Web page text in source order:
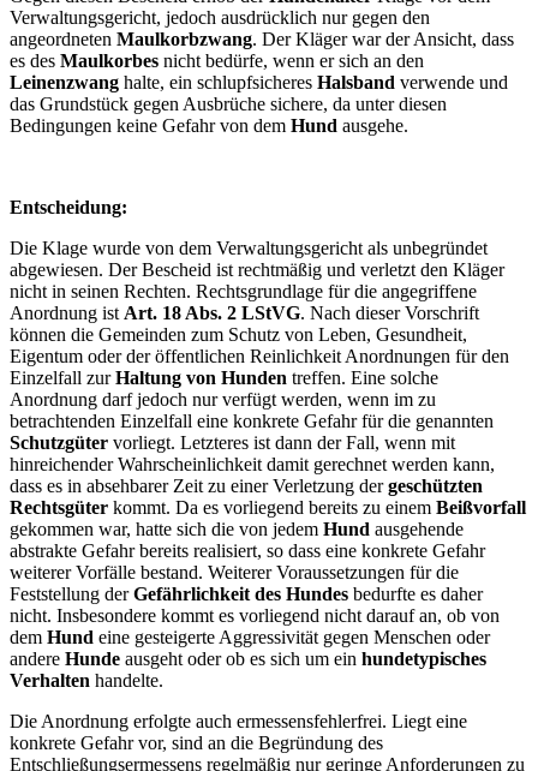
Verwaltungsgericht, jedoch ausdrücklich nur gegen den
angeordneten Maulkorbzwang. Der Kläger war der Ansicht, dass
es des Maulkorbes nicht bedürfe, wenn er sich an den
Leinenzwang halte, ein schlupfsicheres Halsband verwende und
das Grundstück gegen Ausbrüche sichere, da unter diesen
Bedingungen keine Gefahr von dem Hund ausgehe.
Entscheidung:
Die Klage wurde von dem Verwaltungsgericht als unbegründet
abgewiesen. Der Bescheid ist rechtmäßig und verletzt den Kläger
nicht in seinen Rechten. Rechtsgrundlage für die angegriffene
Anordnung ist Art. 18 Abs. 2 LStVG. Nach dieser Vorschrift
können die Gemeinden zum Schutz von Leben, Gesundheit,
Eigentum oder der öffentlichen Reinlichkeit Anordnungen für den
Einzelfall zurHaltung von Hunden treffen. Eine solche
Anordnung darf jedoch nur verfügt werden, wenn im zu
betrachtenden Einzelfall eine konkrete Gefahr für die genannten
Schutzgüter vorliegt. Letzteres ist dann der Fall, wenn mit
hinreichender Wahrscheinlichkeit damit gerechnet werden kann,
dass es in absehbarer Zeit zu einer Verletzung dergeschützten
Rechtsgüter kommt. Da es vorliegend bereits zu einem Beißvorfall
gekommen war, hatte sich die von jedem Hund ausgehende
abstrakte Gefahr bereits realisiert, so dass eine konkrete Gefahr
weiterer Vorfälle bestand. Weiterer Voraussetzungen für die
Feststellung derGefährlichkeit des Hundes bedurfte es daher
nicht. Insbesondere kommt es vorliegend nicht darauf an, ob von
dem Hund eine gesteigerte Aggressivität gegen Menschen oder
andere Hunde ausgeht oder ob es sich um ein hundetypisches
Verhalten handelte.
Die Anordnung erfolgte auch ermessensfehlerfrei. Liegt eine
konkrete Gefahr vor, sind an die Begründung des
Entschließungsermessens regelmäßig nur geringe Anforderungen zu